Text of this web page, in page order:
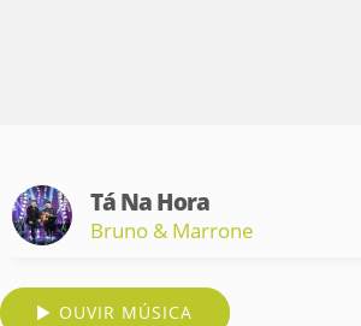
Tá Na Hora
Bruno & Marrone
OUVIR MÚSICA